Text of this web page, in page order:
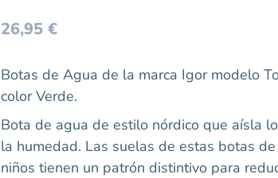
26,95 €
Botas de Agua de la marca Igor modelo
color Verde.
Bota de agua de estilo nórdico que aísla
la humedad. Las suelas de estas botas
niños tienen un patrón distintivo para